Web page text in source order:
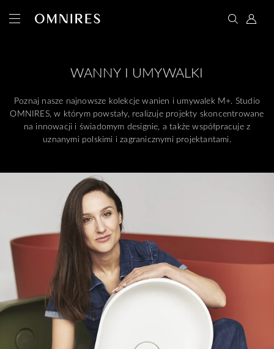
WANNY I UMYWALKI
Poznaj nasze najnowsze kolekcje wanien i umywalek M+. Studio
OMNIRES, w którym powstały, realizuje projekty skoncentrowane
na innowacji i świadomym designie, a także współpracuje z
uznanymi polskimi i zagranicznymi projektantami.